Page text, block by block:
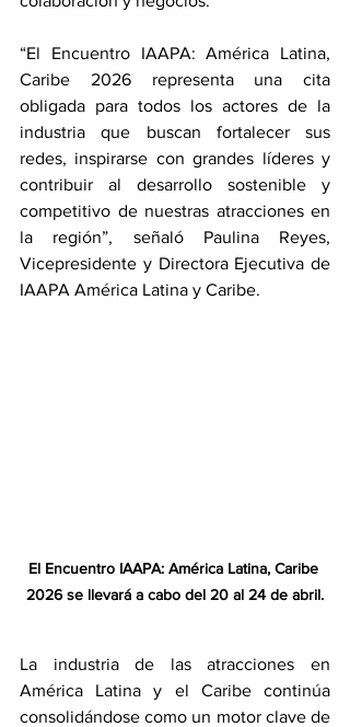
“El Encuentro IAAPA: América Latina,
Caribe 2026 representa una cita
obligada para todos los actores de la
industria que buscan fortalecer sus
redes, inspirarse con grandes líderes y
contribuir al desarrollo sostenible y
competitivo de nuestras atracciones en
la región”, señaló Paulina Reyes,
Vicepresidente y Directora Ejecutiva de
IAAPA América Latina y Caribe.
El Encuentro IAAPA: América Latina, Caribe
2026 se llevará a cabo del 20 al 24 de abril.
La industria de las atracciones en
América Latina y el Caribe continúa
consolidándose como un motor clave de